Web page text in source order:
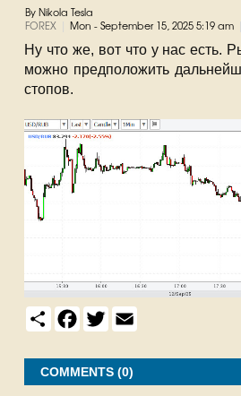
By Nikola Tesla
FOREX
Mon - September 15, 2025 5:19 am
Ну что же, вот что у нас есть.
можно предположить
стопов.
S
h
r
F
a
e
b
o
T
w
t
t
e
E
m
i
l
COMMENTS (0)